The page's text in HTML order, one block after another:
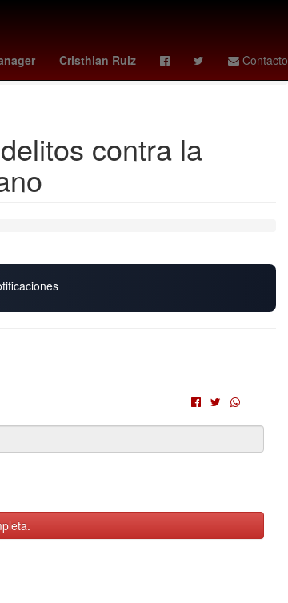
Cristhian Ruiz Contacto
padre Miércoles
Escuela
sur
contra la